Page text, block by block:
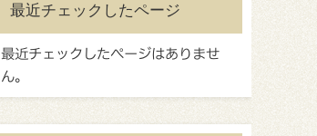
最近チェックしたページ
最近チェックしたページはありませ
ん。